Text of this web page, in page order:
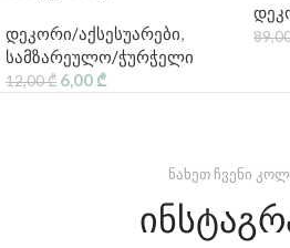
დეკორი/აქსესუარები,
სამზარეულო/ჭურჭელი
12,00₾ 6,00 ₾
ნახეთ ჩვენი